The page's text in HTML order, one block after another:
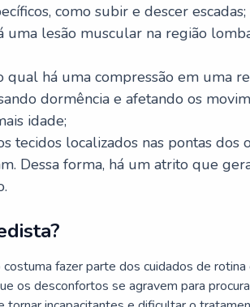
como subir e descer escadas;
uma lesão muscular na região
qual há uma compressão em uma
dormência e afetando os
idade;
tecidos localizados nas pontas dos
Dessa forma, há um atrito que
fazer parte dos cuidados de rotina
os desconfortos se agravem para